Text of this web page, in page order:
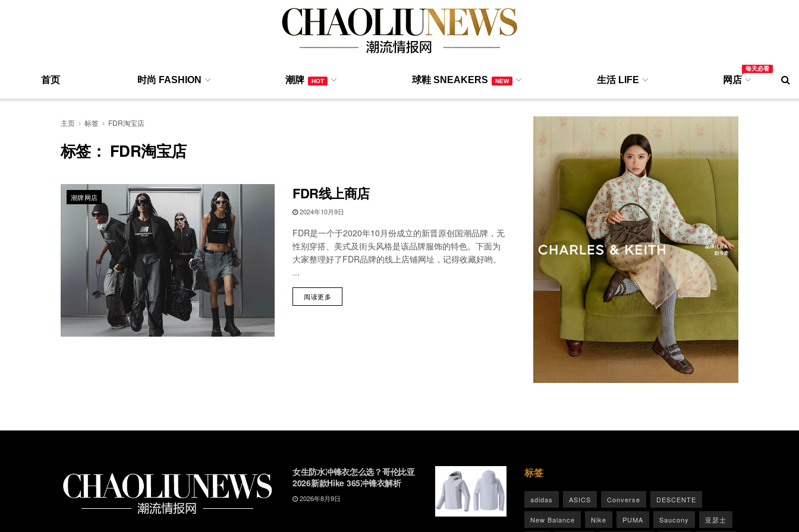
首页 时尚 FASHION 潮牌 HOT 球鞋 SNEAKERS NEW 生活 LIFE 网店
每天必看
主页 标签 FDR淘宝店
标签： FDR淘宝店
潮牌网店 FDR线上商店
2024年10月9日
FDR是一个于2020年10月份成立的新晋原创国潮品牌，无
性别穿搭、美式及街头风格是该品牌服饰的特色。下面为
大家整理好了FDR品牌的线上店铺网址，记得收藏好哟。
...
阅读更多
女生防水冲锋衣怎么选？哥伦比亚
2026新款Hike 365冲锋衣解析
2026年8月9日
标签
adidas ASICS Converse DESCENTE
New Balance Nike PUMA Saucony 亚瑟士